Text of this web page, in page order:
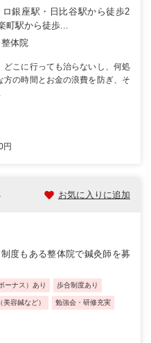
ロ銀座駅・日比谷駅から徒歩2
町駅から徒歩...
体院
どこに行っても治らないし、何処
の時間とお金の浪費を防ぎ、そ
円
お気に入りに追加
度もある整体院で鍼灸師を募
ーナス）あり 歩合制度あり
美容鍼など） 勉強会・研修充実